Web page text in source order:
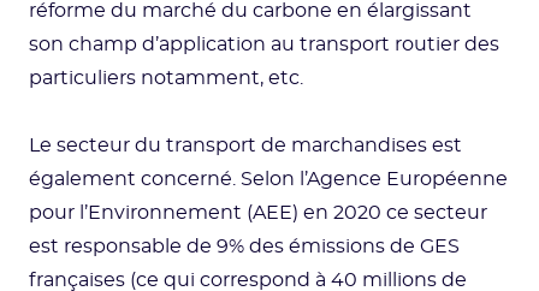
réforme du marché du carbone en élargissant
son champ d’application au transport routier des
particuliers notamment, etc.
Le secteur du transport de marchandises est
également concerné. Selon l’Agence Européenne
pour l’Environnement (AEE) en 2020 ce secteur
est responsable de 9% des émissions de GES
françaises (ce qui correspond à 40 millions de